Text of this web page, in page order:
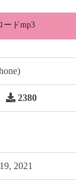
ードmp3
2380
2021